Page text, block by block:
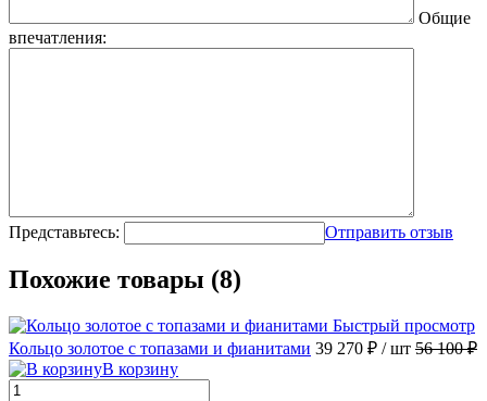
Общие
впечатления:
Представьтесь: Отправить отзыв
Похожие товары (8)
Быстрый просмотр
Кольцо золотое с топазами и фианитами 39 270 ₽ / шт 56 100 ₽
В корзину